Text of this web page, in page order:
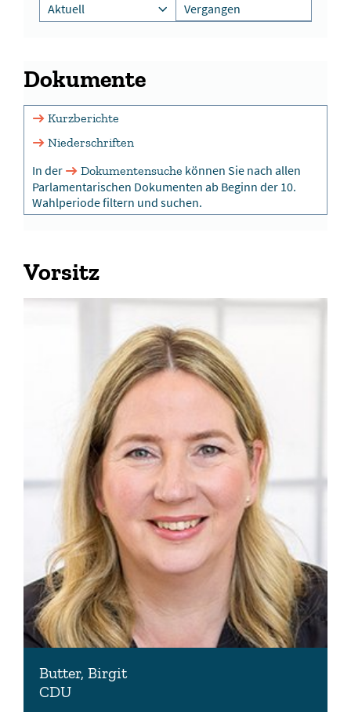
Vorsitz
Butter, Birgit
CDU
Aktuell Vergangen
Dokumente
Kurzberichte
Niederschriften
In der Dokumentensuche können Sie nach allen
Parlamentarischen Dokumenten ab Beginn der 10.
Wahlperiode filtern und suchen.